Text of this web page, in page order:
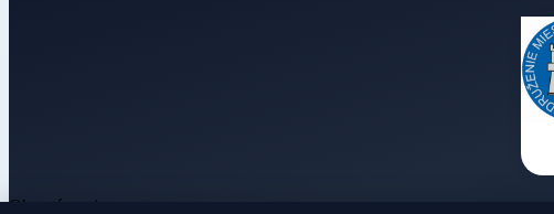
Obecné noviny